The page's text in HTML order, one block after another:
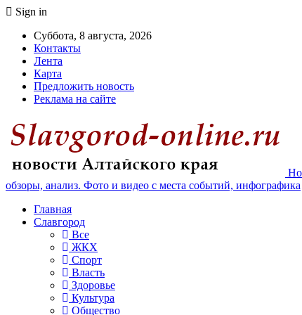
Sign in
Суббота, 8 августа, 2026
Контакты
Лента
Карта
Предложить новость
Реклама на сайте
обзоры, анализ. Фото и видео с места событий, инфографика
Главная
Славгород
Все
ЖКХ
Спорт
Власть
Здоровье
Культура
Общество